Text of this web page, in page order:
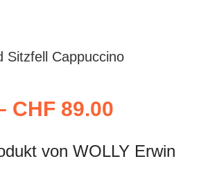
Sitzfell Cappuccino
CHF 89.00
von WOLLY Erwin